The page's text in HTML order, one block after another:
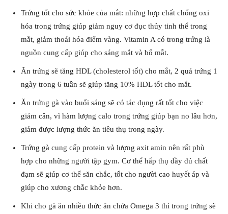
Trứng tốt cho sức khỏe của mắt: những hợp chất chống oxi
hóa trong trứng giúp giảm nguy cơ đục thủy tinh thể trong
mắt, giảm thoái hóa điểm vàng. Vitamin A có trong trứng là
nguồn cung cấp giúp cho sáng mắt và bổ mắt.
Ăn trứng sẽ tăng HDL (cholesterol tốt) cho mắt, 2 quả trứng 1
ngày trong 6 tuần sẽ giúp tăng 10% HDL tốt cho mắt.
Ăn trứng gà vào buổi sáng sẽ có tác dụng rất tốt cho việc
giảm cân, vì hàm lượng calo trong trứng giúp bạn no lâu hơn,
giảm được lượng thức ăn tiêu thụ trong ngày.
Trứng gà cung cấp protein và lượng axit amin nên rất phù
hợp cho những người tập gym. Cơ thể hấp thụ đầy đủ chất
đạm sẽ giúp cơ thể săn chắc, tốt cho người cao huyết áp và
giúp cho xương chắc khỏe hơn.
Khi cho gà ăn nhiều thức ăn chứa Omega 3 thì trong trứng sẽ